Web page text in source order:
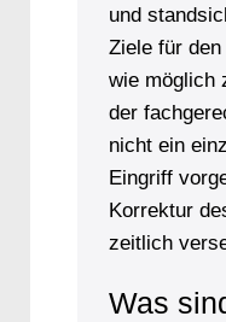
und
Ziele für
wie möglich
der
nicht ein
Eingriff
Korrektur
zeitlich
Was